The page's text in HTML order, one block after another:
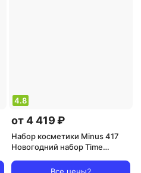
4.8
от 4 419 ₽
Набор косметики Minus 417
Новогодний набор Time
мл + 10 мл + 10 мл + 25 мл